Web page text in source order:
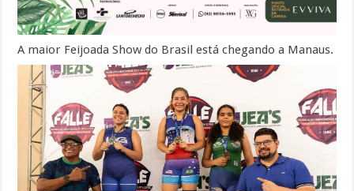
A maior Feijoada Show do Brasil está chegando a Manaus.